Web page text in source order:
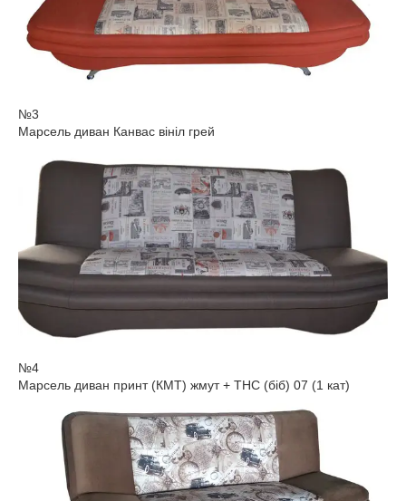
№3
Марсель диван Канвас вініл грей
№4
Марсель диван принт (КМТ) жмут + ТНС (біб) 07 (1 кат)